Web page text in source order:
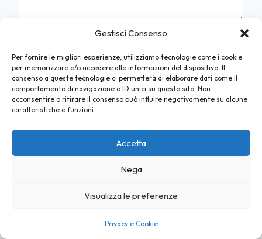
Gestisci Consenso
Per fornire le migliori esperienze, utilizziamo tecnologie come i cookie
per memorizzare e/o accedere alle informazioni del dispositivo. Il
consenso a queste tecnologie ci permetterà di elaborare dati come il
comportamento di navigazione o ID unici su questo sito. Non
acconsentire o ritirare il consenso può influire negativamente su alcune
caratteristiche e funzioni.
Accetta
Nega
Visualizza le preferenze
Privacy e Cookie
Nome*